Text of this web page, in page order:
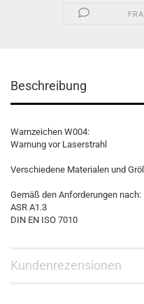
Beschreibung
Warnzeichen W004:
Warnung vor Laserstrahl
Verschiedene Materialen und
Gemäß den Anforderungen nach:
ASR A1.3
DIN EN ISO 7010
Kundenrezensionen